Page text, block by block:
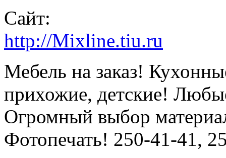
Сайт:
http://Mixline.tiu.ru
Мебель на заказ!
прихожие, детские!
Огромный выбор
Фотопечать! 250-41-41,